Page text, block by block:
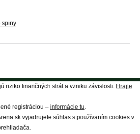
spiny
riziko finančných strát a vzniku závislosti. Hrajte
registráciou – informácie tu
vyjadrujete súhlas s používaním cookies v